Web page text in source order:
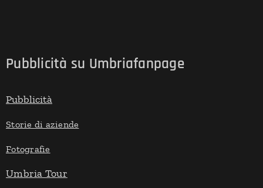
Pubblicità su Umbriafanpage
Pubblicità
Storie di aziende
Fotografie
Umbria Tour